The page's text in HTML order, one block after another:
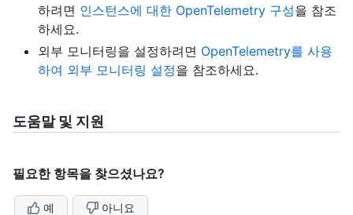
하려면 인스턴스에 대한 OpenTelemetry 구성을 참조
하세요.
외부 모니터링을 설정하려면 OpenTelemetry를 사용
하여 외부 모니터링 설정을 참조하세요.
도움말 및 지원
필요한 항목을 찾으셨나요?
예 아니요